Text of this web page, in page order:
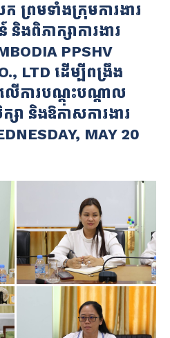
ព្រមទាំងក្រុមការងារ
ងពិភាក្សាការងារ
PPSHV
LTD ដើម្បីពង្រឹង
ើការបណ្តុះបណ្តាល
ា និងឱកាសការងារ
MAY 20